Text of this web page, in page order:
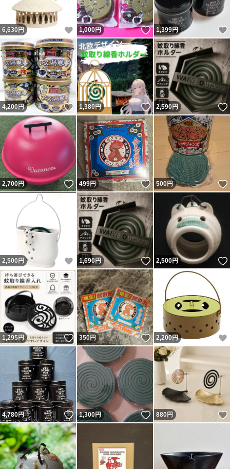
6,630 円 いいね！
1,000円 いいね！
1,399円
4,200円 いいね！
1,380円 いいね！
2,590円
2,700円 いいね！
499円 いいね！
500円
2,500 円 いいね！
1,690円 いいね！
2,500円
1,295円 いいね！
350円 いいね！
2,200円
4,780円 いいね！
1,300円 いいね！
880円